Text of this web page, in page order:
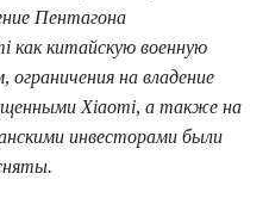
Пентагона
как китайскую военную
ограничения на владение
Xiaomi, а также на
инвесторами были